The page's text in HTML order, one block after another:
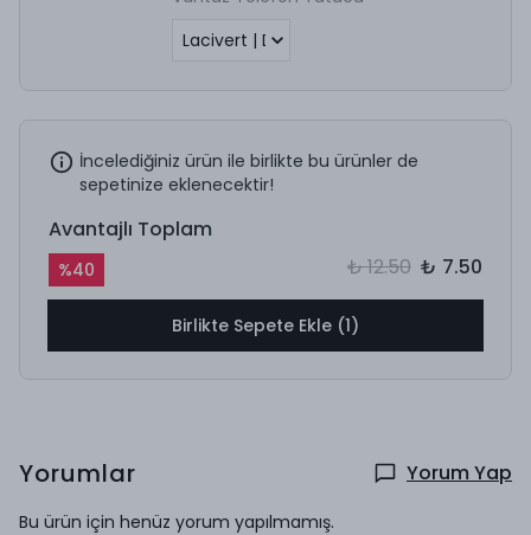
İncelediğiniz ürün ile birlikte bu ürünler de
sepetinize eklenecektir!
Avantajlı Toplam
%40 ₺ 12.50 ₺ 7.50
Birlikte Sepete Ekle (1)
Yorumlar Yorum Yap
Bu ürün için henüz yorum yapılmamış.